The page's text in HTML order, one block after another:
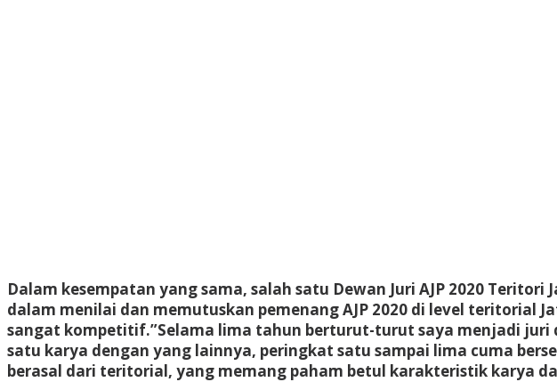
Dalam kesempatan yang sama, salah satu Dewan Juri AJP 2020
dalam menilai dan memutuskan pemenang AJP 2020 di level teritorial
sangat kompetitif.”Selama lima tahun berturut-turut saya menjadi
satu karya dengan yang lainnya, peringkat satu sampai lima cuma
berasal dari teritorial, yang memang paham betul karakteristik karya